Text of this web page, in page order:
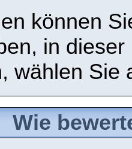
können
in
wählen Sie
Wie